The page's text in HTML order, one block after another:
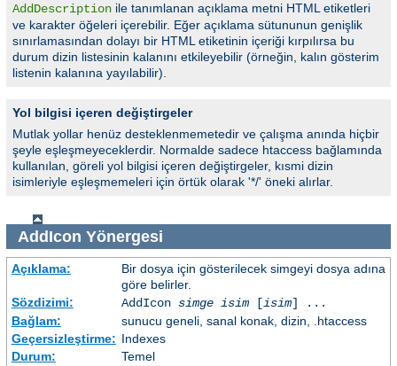
AddDescription ile tanımlanan açıklama metni HTML etiketleri
ve karakter öğeleri içerebilir. Eğer açıklama sütununun genişlik
sınırlamasından dolayı bir HTML etiketinin içeriği kırpılırsa bu
durum dizin listesinin kalanını etkileyebilir (örneğin, kalın gösterim
listenin kalanına yayılabilir).
Yol bilgisi içeren değiştirgeler
Mutlak yollar henüz desteklenmemetedir ve çalışma anında hiçbir
şeyle eşleşmeyeceklerdir. Normalde sadece htaccess bağlamında
kullanılan, göreli yol bilgisi içeren değiştirgeler, kısmi dizin
isimleriyle eşleşmemeleri için örtük olarak '*/' öneki alırlar.
AddIcon Yönergesi
Açıklama:
Bir dosya için gösterilecek simgeyi dosya adına
göre belirler.
Sözdizimi:
AddIcon simge isim[isim] ...
Bağlam:
sunucu geneli, sanal konak, dizin, .htaccess
Geçersizleştirme: Indexes
Durum:
Temel